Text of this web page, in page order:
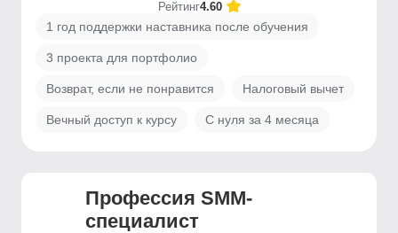
Рейтинг4.60
1 год поддержки наставника после обучения
3 проекта для портфолио
Возврат, если не понравится Налоговый вычет
Вечный доступ к курсу С нуля за 4 месяца
Профессия SMM-
специалист